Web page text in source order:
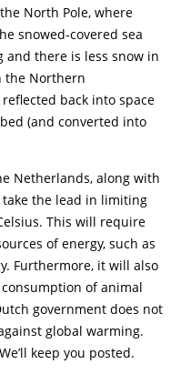
North Pole, where
snowed-covered sea
and there is less snow in
the Northern
back into space
(and converted into
Netherlands, along with
the lead in limiting
This will require
of energy, such as
Furthermore, it will also
of animal
government does not
global warming.
keep you posted.